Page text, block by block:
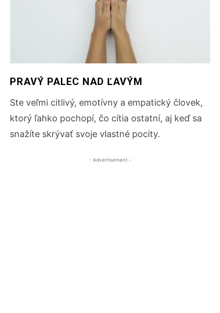
PRAVÝ PALEC NAD ĽAVÝM
Ste veľmi citlivý, emotívny a empatický človek,
ktorý ľahko pochopí, čo cítia ostatní, aj keď sa
snažíte skrývať svoje vlastné pocity.
- Advertisement -